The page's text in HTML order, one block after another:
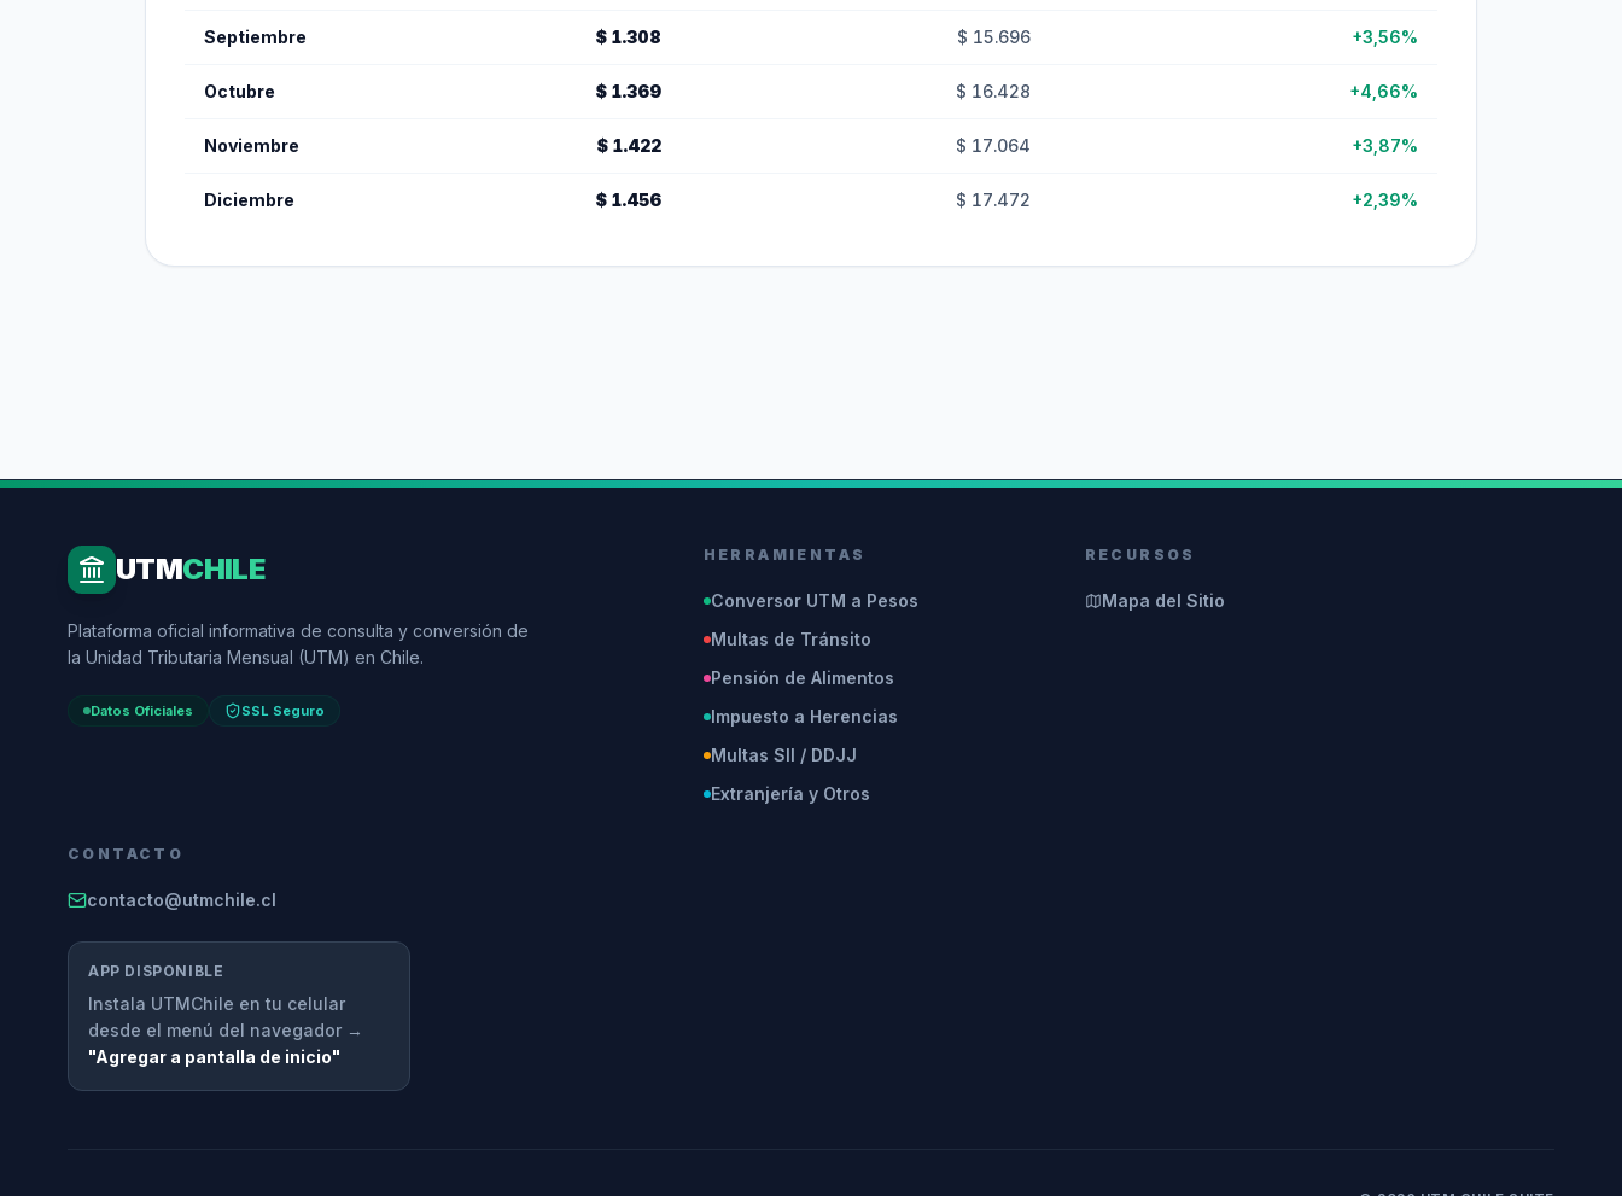
Septiembre $ 1.308 $ 15.696 +3,56%
Octubre $ 1.369 $ 16.428 +4,66%
Noviembre $ 1.422 $ 17.064 +3,87%
Diciembre $ 1.456 $ 17.472 +2,39%
UTMCHILE
Plataforma oficial informativa de consulta y conversión de
la Unidad Tributaria Mensual (UTM) en Chile.
Datos Oficiales SSL Seguro
HERRAMIENTAS
Conversor UTM a Pesos
Multas de Tránsito
Pensión de Alimentos
Impuesto a Herencias
Multas SII / DDJJ
Extranjería y Otros
RECURSOS
Mapa del Sitio
CONTACTO
contacto@utmchile.cl
APP DISPONIBLE
Instala UTMChile en tu celular
desde el menú del navegador →
"Agregar a pantalla de inicio"